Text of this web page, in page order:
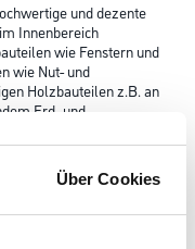
Über Cookies
und dezente
Innenbereich
wie Fenstern und
wie Nut- und
Holzbauteilen z.B. an
Erd- und